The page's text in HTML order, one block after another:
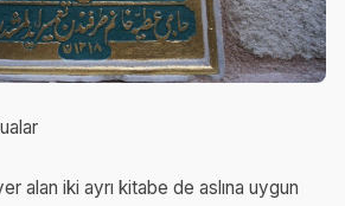
alan iki ayrı kitabe de aslına uygun